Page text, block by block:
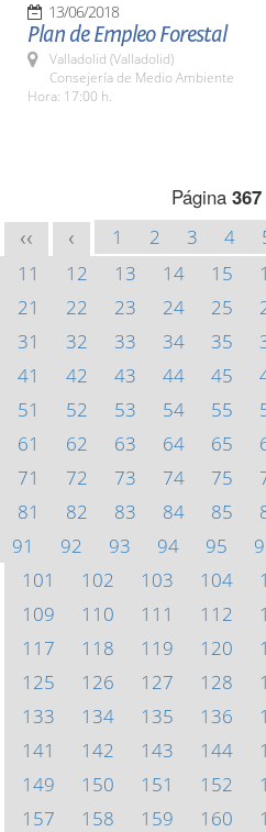
13/06/2018
Plan de Empleo Forestal
Valladolid (Valladolid)
Consejería de Medio Ambiente
Hora: 17:00 h.
Página 367
<< < 1 2 3 4
11
12 13 14 15
21
22 23 24 25
31
32 33 34 35
41
42 43 44 45
51
52 53 54 55
61
62 63 64 65
71
72 73 74 75
81
82 83 84 85
91
92 93 94 95
101
102 103 104
109
110 111 112
117
118 119 120
125
126 127 128
133
134 135 136
141
142 143 144
149
150 151 152
157
158 159 160